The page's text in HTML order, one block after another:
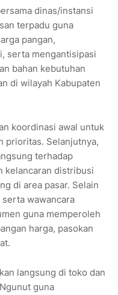
dinas/instansi
terpadu guna
pangan,
serta mengantisipasi
bahan kebutuhan
di wilayah Kabupaten
koordinasi awal untuk
prioritas. Selanjutnya,
terhadap
kelancaran distribusi
di area pasar. Selain
wawancara
guna memperoleh
harga, pasokan
langsung di toko dan
guna